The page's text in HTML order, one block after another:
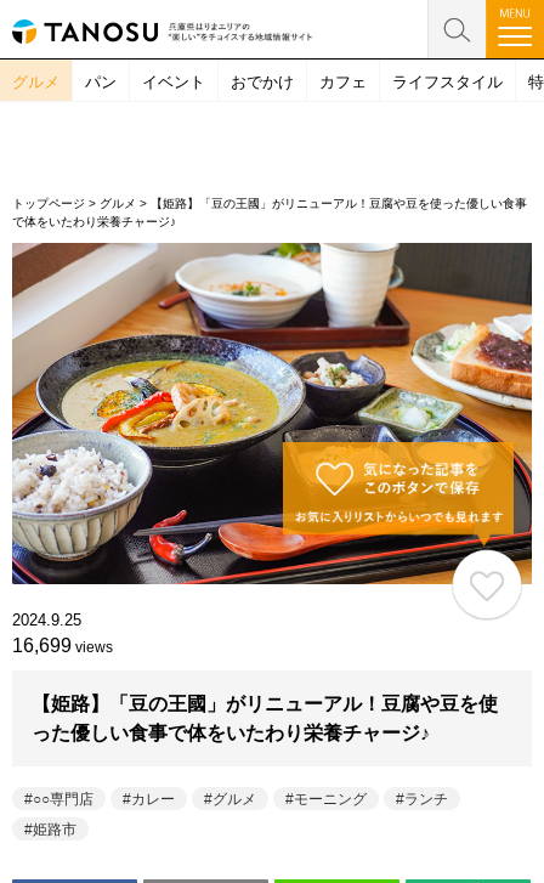
グルメ パン イベント おでかけ カフェ ライフスタイル
トップページ > グルメ >
【姫路】「豆の王國」がリニューアル！豆腐や豆を使った優しい食事
で体をいたわり栄養チャージ♪
2024.9.25
16,699 views
【姫路】「豆の王國」がリニューアル！豆腐や豆を使
った優しい食事で体をいたわり栄養チャージ♪
○○専門店 カレー グルメ モーニング
ランチ
姫路市